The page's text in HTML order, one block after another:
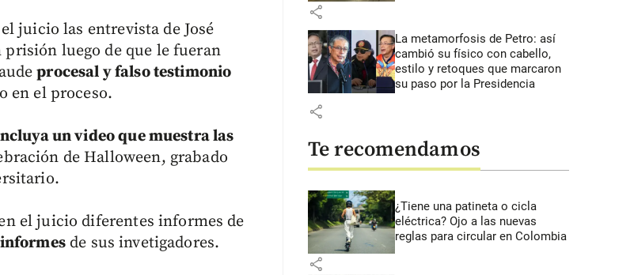
juicio las entrevista de José
luego de que le fueran
procesal y falso testimonio
en el proceso.
un video que muestra las
de Halloween, grabado
el juicio diferentes informes de
informesde sus invetigadores.
share
La metamorfosis de Petro: así
cambió su físico con cabello,
estilo y retoques que marcaron
su paso por la Presidencia
share
Te recomendamos
¿Tiene una patineta o cicla
eléctrica? Ojo a las nuevas
reglas para circular en Colombia
share